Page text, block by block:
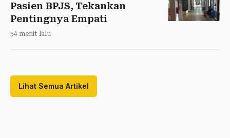
Pasien BPJS, Tekankan
Pentingnya Empati
54 menit lalu
Lihat Semua Artikel